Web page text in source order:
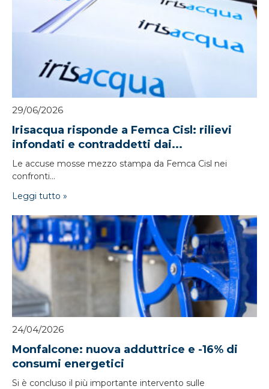
29/06/2026
Irisacqua risponde a Femca Cisl: rilievi
infondati e contraddetti dai...
Le accuse mosse mezzo stampa da Femca Cisl nei
confronti...
Leggi tutto »
24/04/2026
Monfalcone: nuova adduttrice e -16% di
consumi energetici
Si è concluso il più importante intervento sulle